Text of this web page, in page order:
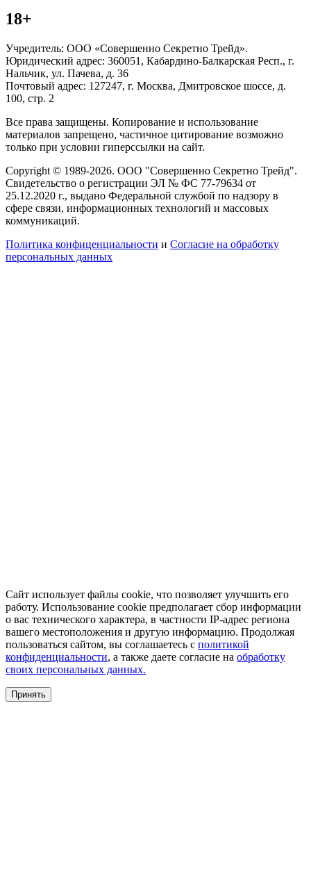
18+
Учредитель: ООО «Совершенно Секретно Трейд».
Юридический адрес: 360051, Кабардино-Балкарская Респ., г.
Нальчик, ул. Пачева, д. 36
Почтовый адрес: 127247, г. Москва, Дмитровское шоссе, д.
100, стр. 2
Все права защищены. Копирование и использование
материалов запрещено, частичное цитирование возможно
только при условии гиперссылки на сайт.
Copyright © 1989-2026. ООО "Совершенно Секретно Трейд".
Свидетельство о регистрации ЭЛ № ФС 77-79634 от
25.12.2020 г., выдано Федеральной службой по надзору в
сфере связи, информационных технологий и массовых
коммуникаций.
Политика конфиценциальности и Согласие на обработку
персональных данных
Сайт использует файлы cookie, что позволяет улучшить его
работу. Использование cookie предполагает сбор информации
о вас технического характера, в частности IP-адрес региона
вашего местоположения и другую информацию. Продолжая
пользоваться сайтом, вы соглашаетесь с политикой
конфиденциальности, а также даете согласие на обработку
своих персональных данных.
Принять